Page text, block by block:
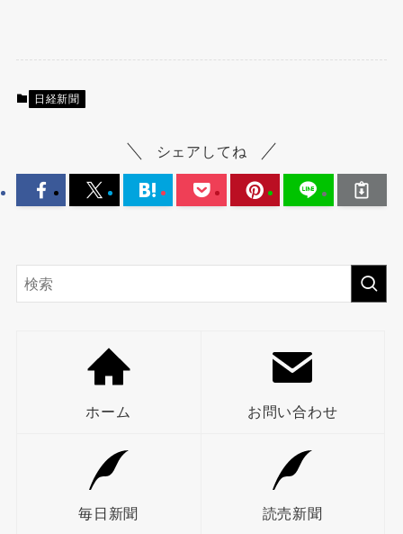
日経新聞
シェアしてね
ホーム お問い合わせ
毎日新聞 読売新聞